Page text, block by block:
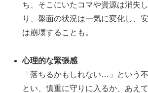
ち、そこにいたコマや資源は消失
り、盤面の状況は一気に変化し、
は崩壊することも。
心理的な緊張感
「落ちるかもしれない…」という
とい、慎重に守りに入るか、あえ